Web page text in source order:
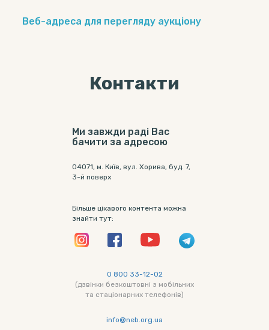
Веб-адреса для перегляду аукціону
Контакти
Ми завжди раді Вас
бачити за адресою
04071, м. Київ, вул. Хорива, буд. 7,
3-й поверх
Більше цікавого контента можна
знайти тут:
0 800 33-12-02
(дзвінки безкоштовні з мобільних
та стаціонарних телефонів)
info@neb.org.ua